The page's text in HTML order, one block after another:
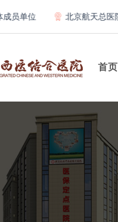
位 北京航天总医院联体
首页